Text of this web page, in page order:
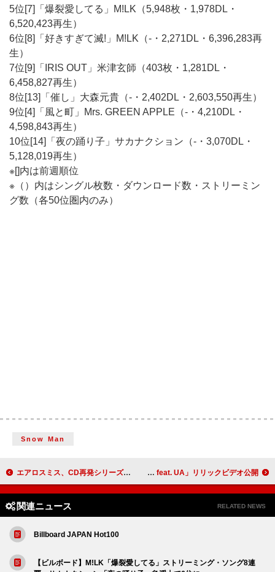
5位[7]「爆裂愛してる」M!LK（5,948枚・1,978DL・
6,520,423再生）
6位[8]「好きすぎて滅!」M!LK（-・2,271DL・6,396,283再
生）
7位[9]「IRIS OUT」米津玄師（403枚・1,281DL・
6,458,827再生）
8位[13]「催し」大森元貴（-・2,402DL・2,603,550再生）
9位[4]「風と町」Mrs. GREEN APPLE（-・4,210DL・
4,598,843再生）
10位[14]「夜の踊り子」サカナクション（-・3,070DL・
5,128,019再生）
※[]内は前週順位
※（）内はシングル枚数・ダウンロード数・ストリーミン
グ数（各50位圏内のみ）
Snow Man
エアロスミス、CD再発シリーズ第2弾8タイトルが6/17発売 Kan Sano、UAとのレコーディング映像による「ユートピア feat. UA」リリックビデオ公開
関連ニュース RELATED NEWS
Billboard JAPAN Hot100
【ビルボード】M!LK「爆裂愛してる」ストリーミング・ソング8連